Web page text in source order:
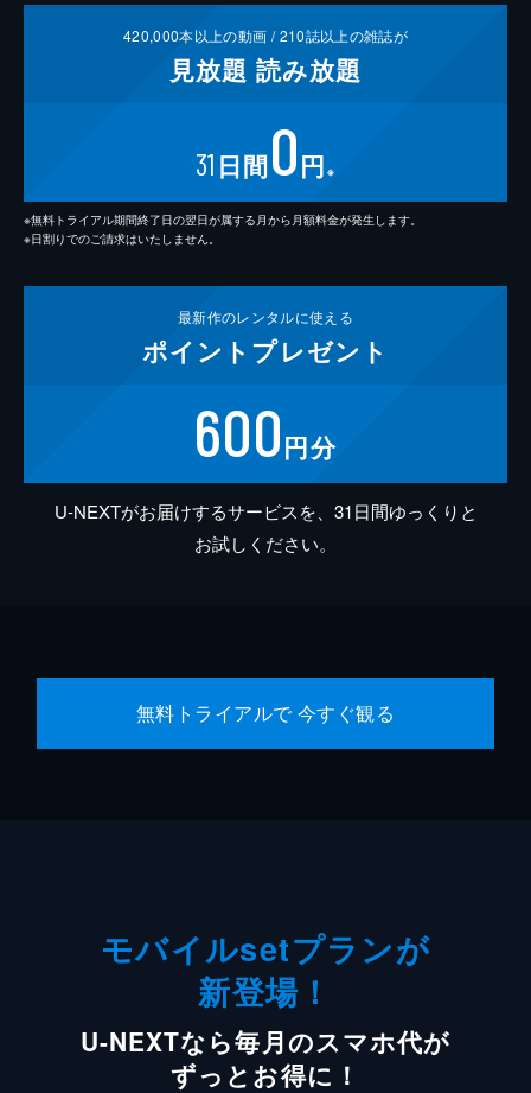
420,000本以上の動画 /210誌以上の雑誌が
見放題 読み放題
31 日間0円 ※
※無料トライアル期間終了日の翌日が属する月から月額料金が発生します。
※日割りでのご請求はいたしません。
最新作のレンタルに使える
ポイント プレゼント
600円分
U-NEXTがお届けするサービスを、31日間ゆっくりと
お試しください。
無料トライアルで 今すぐ観る
モバイルsetプランが
新登場！
U-NEXTなら毎月のスマホ代が
ずっとお得に！